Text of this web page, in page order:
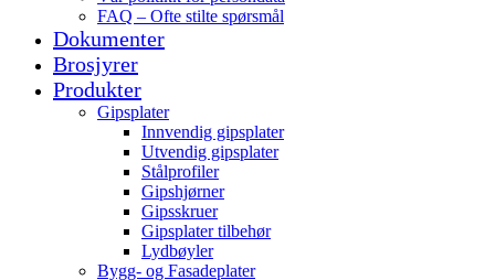
FAQ – Ofte stilte spørsmål
Dokumenter
Brosjyrer
Produkter
Gipsplater
Innvendig gipsplater
Utvendig gipsplater
Stålprofiler
Gipshjørner
Gipsskruer
Gipsplater tilbehør
Lydbøyler
Bygg- og Fasadeplater